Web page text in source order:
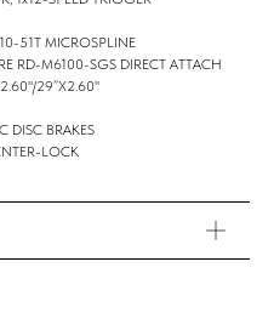
51T MICROSPLINE
RD-M6100-SGS DIRECT ATTACH
29”X2.60"
DISC BRAKES
LOCK